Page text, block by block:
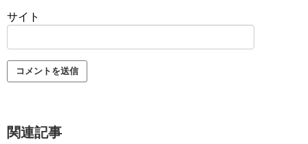
サイト
関連記事